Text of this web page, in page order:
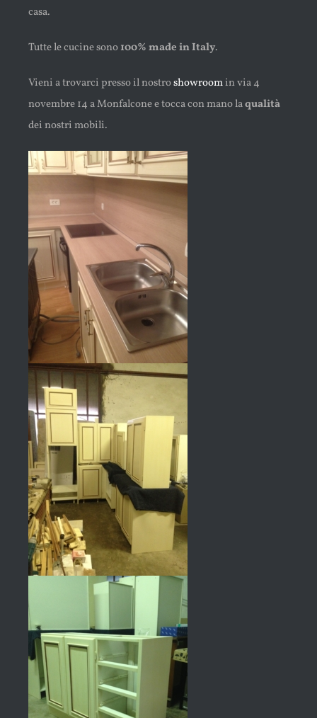
casa.
Tutte le cucine sono100% made in Italy.
Vieni a trovarci presso il nostroshowroomin via 4
novembre 14 a Monfalcone e tocca con mano laqualità
dei nostri mobili.